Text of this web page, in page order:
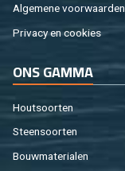
Al­ge­me­ne voor­waar­den
Pri­va­cy en coo­kies
ONS GAMMA
Hout­soor­ten
Steen­soor­ten
Bouw­ma­te­ri­a­len